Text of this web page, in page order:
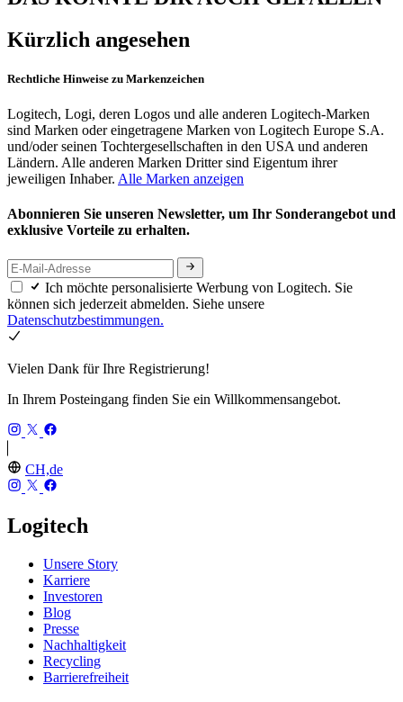
Kürzlich angesehen
Rechtliche Hinweise zu Markenzeichen
Logitech, Logi, deren Logos und alle anderen Logitech-Marken
sind Marken oder eingetragene Marken von Logitech Europe S.A.
und/oder seinen Tochtergesellschaften in den USA und anderen
Ländern. Alle anderen Marken Dritter sind Eigentum ihrer
jeweiligen Inhaber. Alle Marken anzeigen
Abonnieren Sie unseren Newsletter, um Ihr Sonderangebot und
exklusive Vorteile zu erhalten.
Ich möchte personalisierte Werbung von Logitech. Sie
können sich jederzeit abmelden. Siehe unsere
Datenschutzbestimmungen.
Vielen Dank für Ihre Registrierung!
In Ihrem Posteingang finden Sie ein Willkommensangebot.
CH,de
Logitech
Unsere Story
Karriere
Investoren
Blog
Presse
Nachhaltigkeit
Recycling
Barrierefreiheit